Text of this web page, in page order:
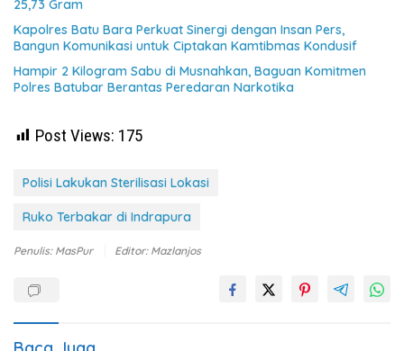
25,73 Gram
Kapolres Batu Bara Perkuat Sinergi dengan Insan Pers,
Bangun Komunikasi untuk Ciptakan Kamtibmas Kondusif
Hampir 2 Kilogram Sabu di Musnahkan, Baguan Komitmen
Polres Batubar Berantas Peredaran Narkotika
Post Views: 175
Polisi Lakukan Sterilisasi Lokasi
Ruko Terbakar di Indrapura
Penulis: MasPur Editor: Mazlanjos